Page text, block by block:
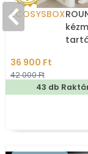
ECOSYSBOX
36 900 Ft
42 000 Ft
43 db